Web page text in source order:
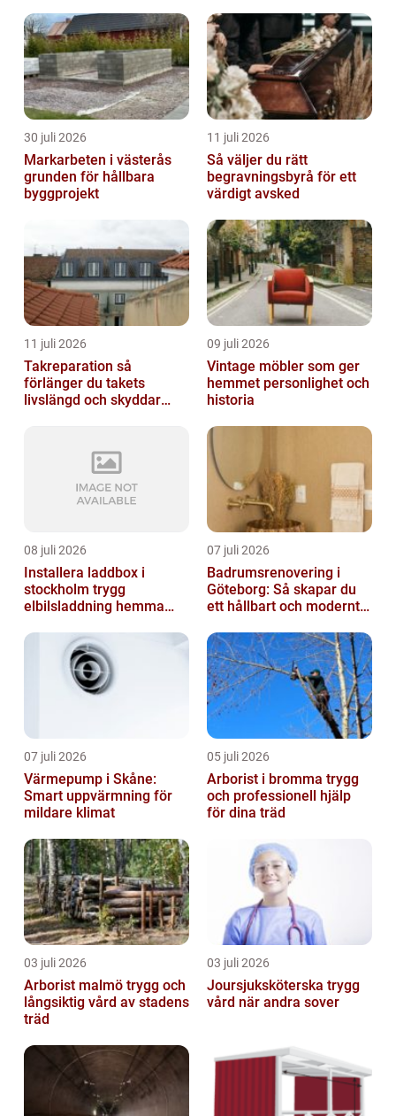
30 juli 2026
Markarbeten i västerås
grunden för hållbara
byggprojekt
11 juli 2026
Så väljer du rätt
begravningsbyrå för ett
värdigt avsked
11 juli 2026
Takreparation så
förlänger du takets
livslängd och skyddar
09 juli 2026
Vintage möbler som ger
hemmet personlighet och
historia
08 juli 2026
Installera laddbox i
stockholm trygg
elbilsladdning hemma
07 juli 2026
Badrumsrenovering i
Göteborg: Så skapar du
ett hållbart och modernt
07 juli 2026
Värmepump i Skåne:
Smart uppvärmning för
mildare klimat
05 juli 2026
Arborist i bromma trygg
och professionell hjälp
för dina träd
03 juli 2026
Arborist malmö trygg och
långsiktig vård av stadens
träd
03 juli 2026
Joursjuksköterska trygg
vård när andra sover